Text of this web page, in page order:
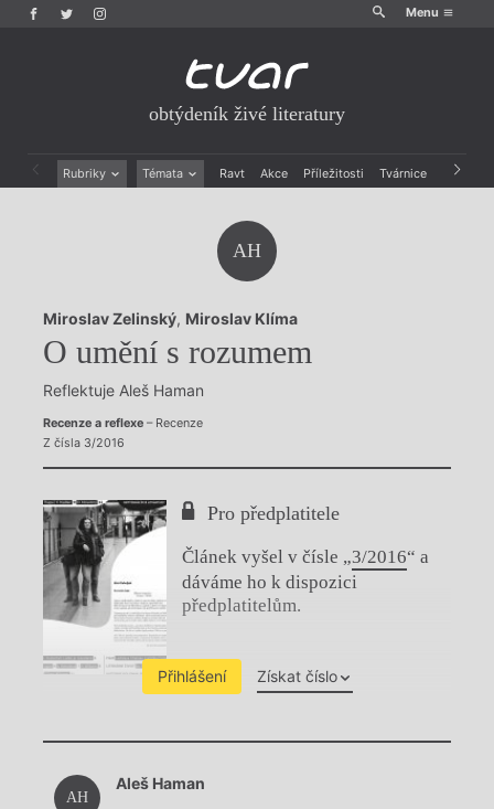
Menu
obtýdeník živé literatury
Rubriky Témata Ravt Akce Příležitosti Tvárnice Archiv
Rozhovory
Dokument
Výroční ceny
AH
Miroslav Zelinský, Miroslav Klíma
O umění s rozumem
Reflektuje Aleš Haman
Recenze a reflexe– Recenze
Z čísla 3/2016
Pro předplatitele
Článek vyšel v čísle „3/2016“ a
dáváme ho k dispozici
předplatitelům.
Přihlášení Získat číslo
Chviličku.
AH
Aleš Haman